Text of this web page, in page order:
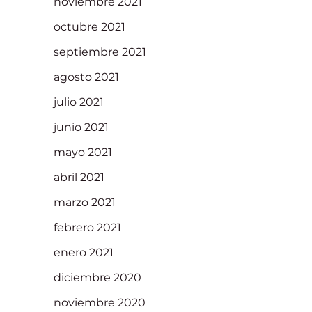
octubre 2021
septiembre 2021
agosto 2021
julio 2021
junio 2021
mayo 2021
abril 2021
marzo 2021
febrero 2021
enero 2021
diciembre 2020
noviembre 2020